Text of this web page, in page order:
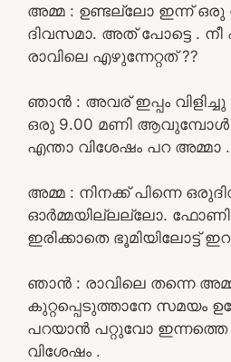
അമ്മ : ഉണ്ടല്ലോ ഇന്ന് ഒരു
ദിവസമാ. അത് പോട്ടെ . നീ
രാവിലെ എഴുന്നേറ്റത് ??
ഞാൻ : അവര് ഇപ്പം
ഒരു 9.00 മണി ആവുമ്പോൾ
എന്താ വിശേഷം പറ അമ്മാ .
അമ്മ : നിനക്ക് പിന്നെ
ഓർമ്മയില്ലല്ലോ.
ഇരിക്കാതെ ഭൂമിയിലോട്ട്
ഞാൻ : രാവിലെ തന്നെ
കുറ്റപ്പെടുത്താനേ സമയം
പറയാൻ പറ്റുവോ ഇന്നത്തെ
വിശേഷം .